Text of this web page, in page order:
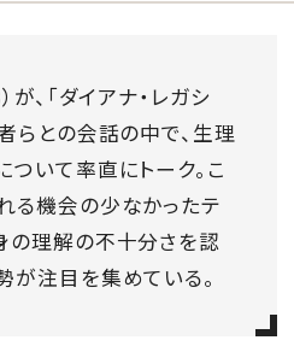
、「ダイアナ・レガシ
らとの会話の中で、生理
いて率直にトーク。こ
る機会の少なかったテ
の理解の不十分さを認
が注目を集めている。